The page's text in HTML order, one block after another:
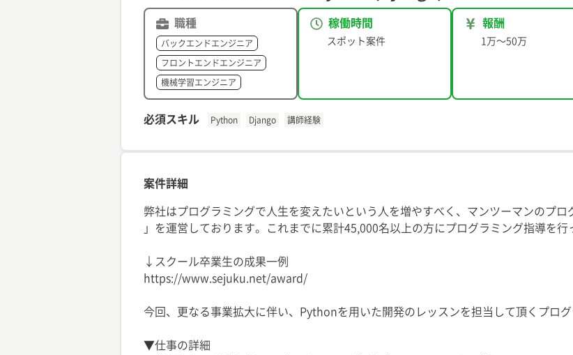
職種
バックエンドエンジニア
フロントエンドエンジニア
機械学習エンジニア
稼働時間
スポット案件
報酬
1万〜50万
必須スキル Python Django 講師経験
案件詳細
弊社はプログラミングで人生を変えたいという人を増やすべく、マンツーマンのプロ
」を運営しております。これまでに累計45,000名以上の方にプログラミング指導を行
↓スクール卒業生の成果一例
https://www.sejuku.net/award/
今回、更なる事業拡大に伴い、Pythonを用いた開発のレッスンを担当して頂くプログ
▼仕事の詳細